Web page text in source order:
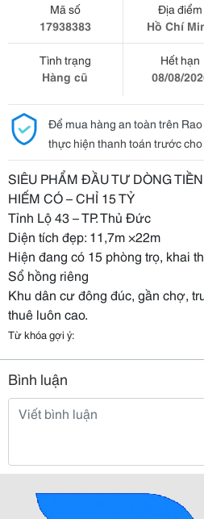
Mã số
17938383
Địa điểm
Hồ Chí
Tình trạng
Hàng cũ
Hết hạn
08/08/
Để mua hàng an toàn trên
thực hiện thanh toán trước
SIÊU PHẨM ĐẦU TƯ DÒNG
HIẾM CÓ – CHỈ 15 TỶ
Tỉnh Lộ 43 – TP. Thủ Đức
Diện tích đẹp: 11,7m ×22m
Hiện đang có 15 phòng trọ, khai
Sổ hồng riêng
Khu dân cư đông đúc, gần chợ,
thuê luôn cao.
Từ khóa gợi ý:
Bình luận